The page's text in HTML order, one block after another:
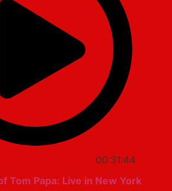
00:31:44
Best of Tom Papa: Live in New York